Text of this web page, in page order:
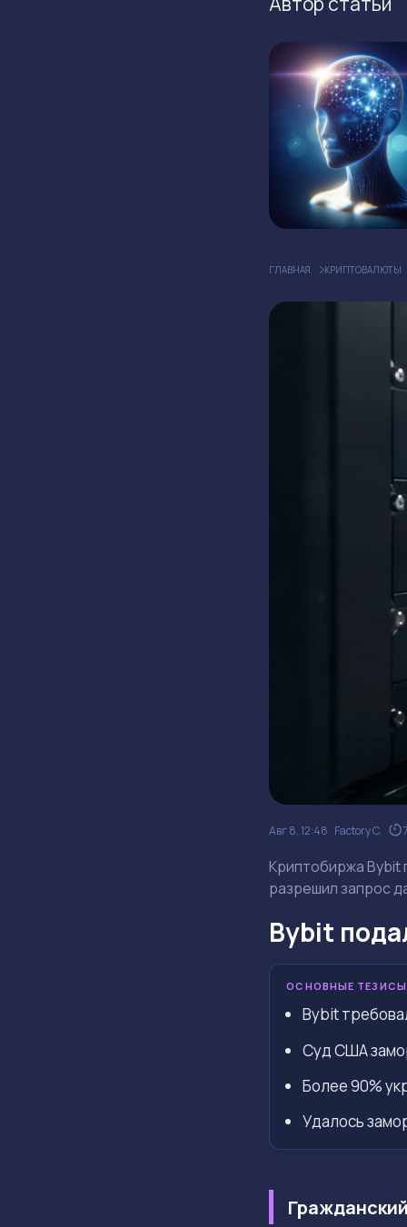
ГЛАВНАЯ КРИПТОВАЛЮТЫ
Авг 8, 12:48 Factory C.
Криптобиржа Bybit
разрешил запрос
Bybit
ОСНОВНЫЕ ТЕЗИСЫ
Bybit
Суд США
Более 90%
Удалось